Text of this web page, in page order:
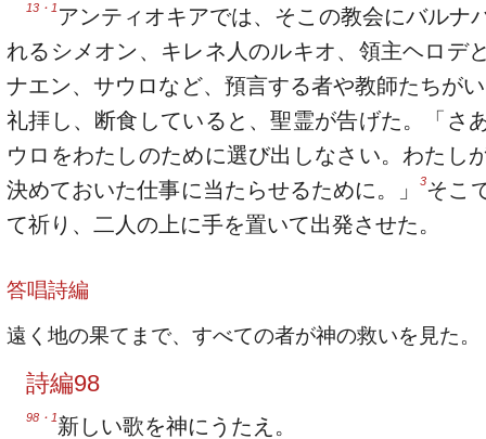
13・1 アンティオキアでは、そこの教会にバルナ
れるシメオン、キレネ人のルキオ、領主ヘロデ
ナエン、サウロなど、預言する者や教師たちが
礼拝し、断食していると、聖霊が告げた。「さ
ウロをわたしのために選び出しなさい。わたし
決めておいた仕事に当たらせるために。」3そこ
て祈り、二人の上に手を置いて出発させた。
答唱詩編
遠く地の果てまで、すべての者が神の救いを見た。
詩編98
98・1新しい歌を神にうたえ。